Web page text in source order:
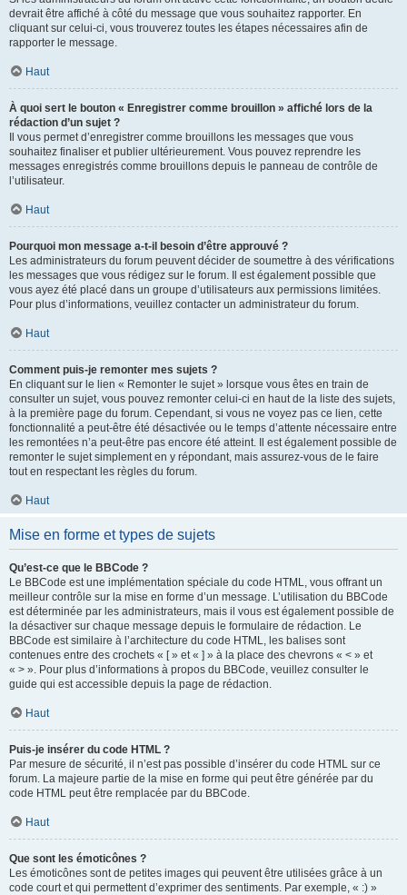
devrait être affiché à côté du message que vous souhaitez rapporter. En
cliquant sur celui-ci, vous trouverez toutes les étapes nécessaires afin de
rapporter le message.
Haut
À quoi sert le bouton « Enregistrer comme brouillon » affiché lors de la
rédaction d’un sujet ?
Il vous permet d’enregistrer comme brouillons les messages que vous
souhaitez finaliser et publier ultérieurement. Vous pouvez reprendre les
messages enregistrés comme brouillons depuis le panneau de contrôle de
l’utilisateur.
Haut
Pourquoi mon message a-t-il besoin d’être approuvé ?
Les administrateurs du forum peuvent décider de soumettre à des vérifications
les messages que vous rédigez sur le forum. Il est également possible que
vous ayez été placé dans un groupe d’utilisateurs aux permissions limitées.
Pour plus d’informations, veuillez contacter un administrateur du forum.
Haut
Comment puis-je remonter mes sujets ?
En cliquant sur le lien « Remonter le sujet » lorsque vous êtes en train de
consulter un sujet, vous pouvez remonter celui-ci en haut de la liste des sujets,
à la première page du forum. Cependant, si vous ne voyez pas ce lien, cette
fonctionnalité a peut-être été désactivée ou le temps d’attente nécessaire entre
les remontées n’a peut-être pas encore été atteint. Il est également possible de
remonter le sujet simplement en y répondant, mais assurez-vous de le faire
tout en respectant les règles du forum.
Haut
Mise en forme et types de sujets
Qu’est-ce que le BBCode ?
Le BBCode est une implémentation spéciale du code HTML, vous offrant un
meilleur contrôle sur la mise en forme d’un message. L’utilisation du BBCode
est déterminée par les administrateurs, mais il vous est également possible de
la désactiver sur chaque message depuis le formulaire de rédaction. Le
BBCode est similaire à l’architecture du code HTML, les balises sont
contenues entre des crochets « [ » et « ] » à la place des chevrons « < » et
« > ». Pour plus d’informations à propos du BBCode, veuillez consulter le
guide qui est accessible depuis la page de rédaction.
Haut
Puis-je insérer du code HTML ?
Par mesure de sécurité, il n’est pas possible d’insérer du code HTML sur ce
forum. La majeure partie de la mise en forme qui peut être générée par du
code HTML peut être remplacée par du BBCode.
Haut
Que sont les émoticônes ?
Les émoticônes sont de petites images qui peuvent être utilisées grâce à un
code court et qui permettent d’exprimer des sentiments. Par exemple, « :) »